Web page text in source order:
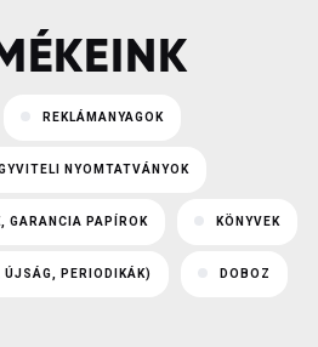
REKLÁMANYAGOK
NYOMTATVÁNYOK
GARANCIA PAPÍROK KÖNYVEK
PERIODIKÁK) DOBOZ